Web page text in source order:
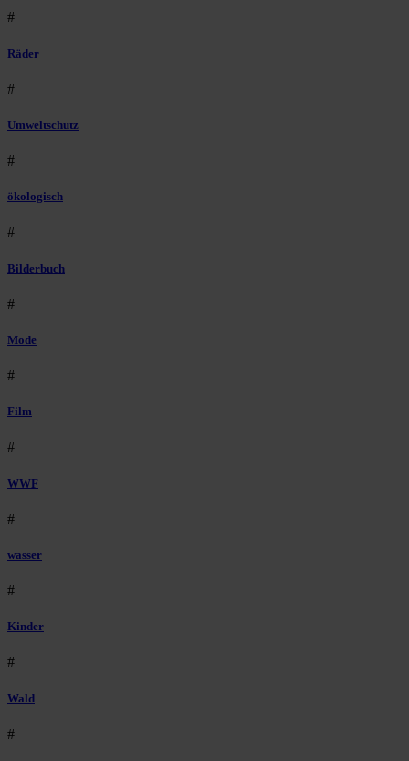
#
Räder
#
Umweltschutz
#
ökologisch
#
Bilderbuch
#
Mode
#
Film
#
WWF
#
wasser
#
Kinder
#
Wald
#